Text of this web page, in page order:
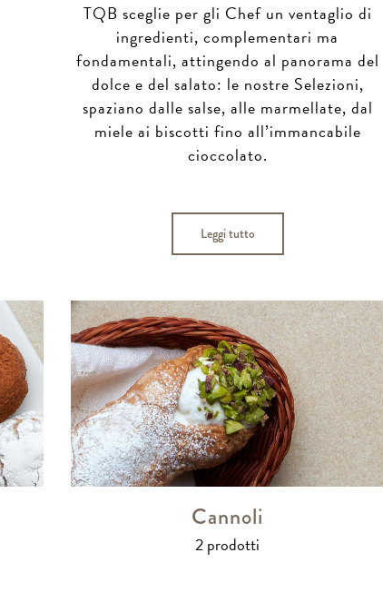
TQB sceglie per gli Chef un ventaglio di
ingredienti, complementari ma
fondamentali, attingendo al panorama del
dolce e del salato: le nostre Selezioni,
spaziano dalle salse, alle marmellate, dal
miele ai biscotti fino all’immancabile
cioccolato.
Leggi tutto
Cannoli
2 prodotti